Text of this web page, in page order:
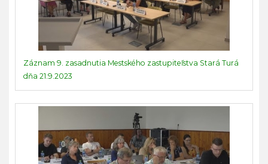
Záznam 9. zasadnutia Mestského zastupiteľstva Stará Turá
dňa 21.9.2023